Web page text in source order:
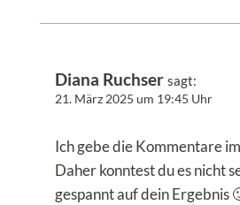
Diana Ruchser sagt:
21. März 2025 um 19:45 Uhr
Ich gebe die Kommentare
Daher konntest du es nicht
gespannt auf dein Ergebnis